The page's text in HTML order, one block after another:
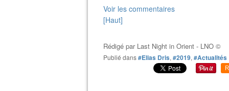
Voir les commentaires
[Haut]
Rédigé par Last Night in Orient - LNO ©
Publié dans#Elias Dris, #2019, #Actualités